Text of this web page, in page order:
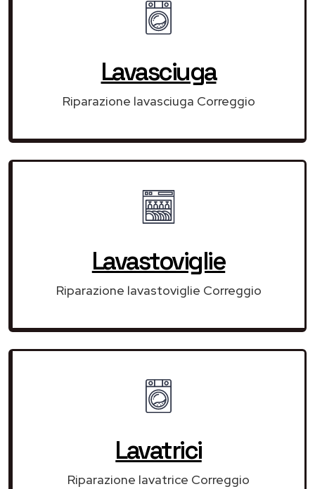
Lavasciuga
Riparazione lavasciuga Correggio
Lavastoviglie
Riparazione lavastoviglie Correggio
Lavatrici
Riparazione lavatrice Correggio